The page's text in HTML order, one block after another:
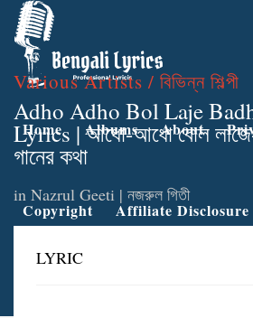
Home Albums About
Copyright Affiliate Disclosure
Various Artists / বিভিন্ন শিল্পী
Adho Adho Bol Laje
Lyrics | আধো-আধো বোল লাজে-
গানের কথা
in Nazrul Geeti | নজরুল গিতী
LYRIC